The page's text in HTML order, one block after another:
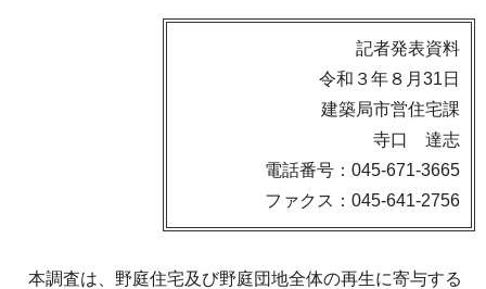
記者発表資料
令和３年８月31日
建築局市営住宅課
寺口 達志
電話番号：045-671-3665
ファクス：045-641-2756
本調査は、野庭住宅及び野庭団地全体の再生に寄与する